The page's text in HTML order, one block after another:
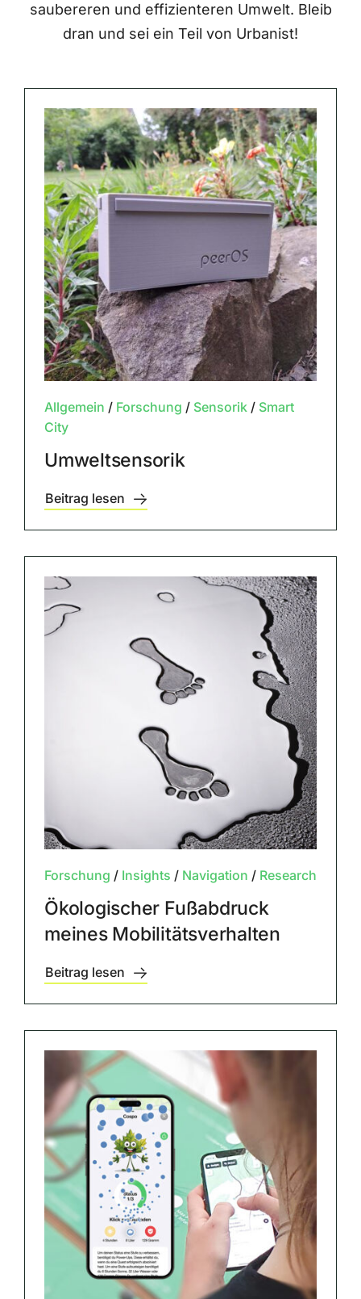
saubereren und effizienteren Umwelt. Bleib
dran und sei ein Teil von Urbanist!
Allgemein / Forschung / Sensorik/ Smart
City
Umweltsensorik
Beitrag lesen
Forschung / Insights / Navigation / Research
Ökologischer Fußabdruck
meines Mobilitätsverhalten
Beitrag lesen